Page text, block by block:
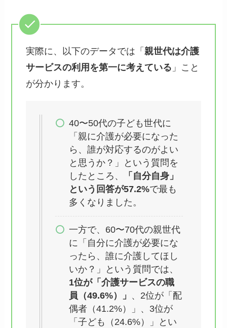
実際に、以下のデータでは「 親世代は介護
サービスの利用を第一に考えている 」こと
が分かります。
40〜50代の子ども世代に
「親に介護が必要になった
ら、誰が対応するのがよい
と思うか？」という質問を
したところ、
「自分自身」
という回答が57.2%で最も
多くなりました。
一方で、60〜70代の親世代
に「自分に介護が必要にな
ったら、誰に介護してほし
いか？」という質問では、
1位が「介護サービスの職
員（49.6%）」 、2位が「配
偶者（41.2%）」、3位が
「子ども（24.6%）」とい